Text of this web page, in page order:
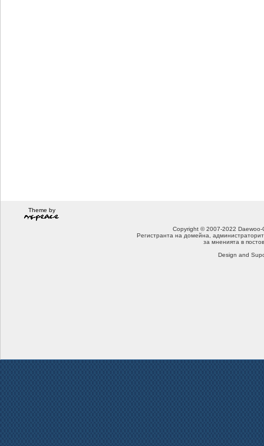
Theme by
Copyright © 2007-2022
Регистранта на домейна,
за мненията в
Design and